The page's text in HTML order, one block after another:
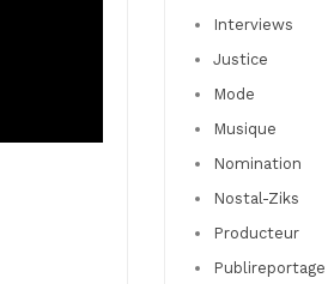
Interviews
Justice
Mode
Musique
Nomination
Nostal-Ziks
Producteur
Publireportage